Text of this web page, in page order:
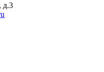
д.3